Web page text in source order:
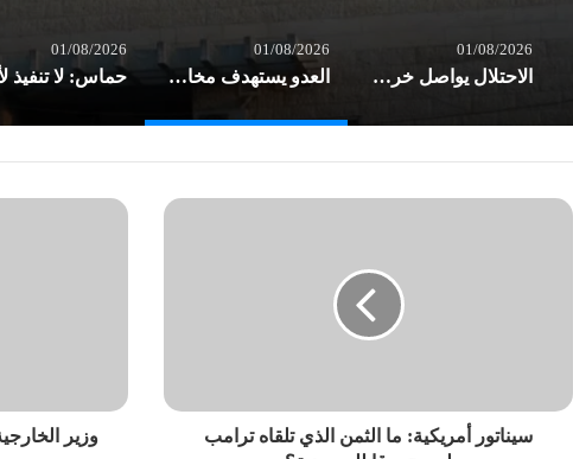
01/08/2026
الاحتلال يواصل خرق الهدنة في غزة.. شهداء وعشرات الإصابات بغارات العدو
01/08/2026
العدو يستهدف مخازن الأدوية في مستشفى شهداء الأقصى والخسائر أكثر من نصف مليون $
01/08/2026
سيناتور أمريكية: ما الثمن الذي تلقاه ترامب
وزير